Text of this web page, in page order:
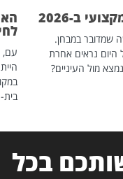
ב-2026
שמדובר במבחן.
היום נראים אחרת
מול העיניים?
עם,
בכל